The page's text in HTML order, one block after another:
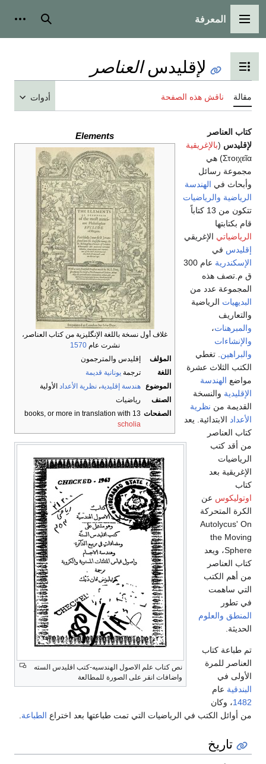
القائمة الرئيسية
المعرفة بحث
تبديل عرض جدول المحتويات
لإقليدسالعناصر
مقالة ناقش هذه الصفحة أدوات
Elements
غلاف أول نسخة باللغة الإنگليزية من كتاب العناصر،
نشرت عام1570
المؤلف
إقليدس والمترجمون
اللغة
ترجمة يونانية قديمة
الموضوع هندسة إقليدية، نظرية الأعداد الأولية
الصنف
رياضيات
الصفحات 13 books, or more in translation with
scholia
نص كتاب علم الاصول الهندسيه-كتب اقليدس السته
واضافات انقر على الصورة للمطالعة
كتاب العناصر
لإقليدس (بالإغريقية
Στοιχεῖα) هي
مجموعة رسائل
وأبحاث في الهندسة
الرياضية والرياضيات
تتكون من 13 كتاباً
قام بكتابتها
الرياضياتي الإغريقي
إقليدس في
الإسكندرية
عام 300
ق م.تصف هذه
المجموعة عدد من
البديهيات الرياضية
والتعاريف
والمبرهنات،
والإنشاءات
والبراهين . تغطي
الكتب الثلاث عشرة
مواضع الهندسة
الإقليدية والنسخة
القديمة من نظرية
الأعداد الابتدائية. يعد
كتاب العناصر
من أقد كتب
الرياضيات
الإغريقية بعد
كتاب
اوتوليكوس عن
الكرة المتحركة
Autolycus' On
the Moving
Sphere، ويعد
كتاب العناصر
من أهم الكتب
التي ساهمت
في تطور
المنطق والعلوم
الحديثة.
تم طباعة كتاب
العناصر للمرة
الأولى في
البندقية عام
1482، وكان
من أوائل الكتب في الرياضيات التي تمت طباعتها بعد اختراع الطباعة
تاريخ